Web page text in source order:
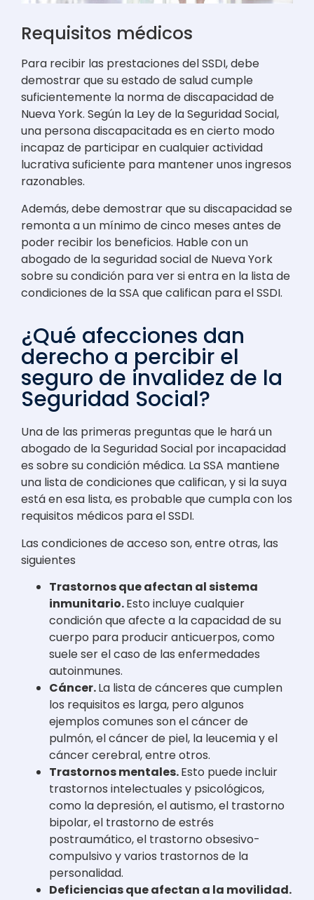
Requisitos médicos
Para recibir las prestaciones del SSDI, debe
demostrar que su estado de salud cumple
suficientemente la norma de discapacidad de
Nueva York. Según la Ley de la Seguridad Social,
una persona discapacitada es en cierto modo
incapaz de participar en cualquier actividad
lucrativa suficiente para mantener unos ingresos
razonables.
Además, debe demostrar que su discapacidad se
remonta a un mínimo de cinco meses antes de
poder recibir los beneficios. Hable con un
abogado de la seguridad social de Nueva York
sobre su condición para ver si entra en la lista de
condiciones de la SSA que califican para el SSDI.
¿Qué afecciones dan
derecho a percibir el
seguro de invalidez de la
Seguridad Social?
Una de las primeras preguntas que le hará un
abogado de la Seguridad Social por incapacidad
es sobre su condición médica. La SSA mantiene
una lista de condiciones que califican, y si la suya
está en esa lista, es probable que cumpla con los
requisitos médicos para el SSDI.
Las condiciones de acceso son, entre otras, las
siguientes
Trastornos que afectan al sistema
inmunitario.Esto incluye cualquier
condición que afecte a la capacidad de su
cuerpo para producir anticuerpos, como
suele ser el caso de las enfermedades
autoinmunes.
Cáncer.La lista de cánceres que cumplen
los requisitos es larga, pero algunos
ejemplos comunes son el cáncer de
pulmón, el cáncer de piel, la leucemia y el
cáncer cerebral, entre otros.
Trastornos mentales.Esto puede incluir
trastornos intelectuales y psicológicos,
como la depresión, el autismo, el trastorno
bipolar, el trastorno de estrés
postraumático, el trastorno obsesivo-
compulsivo y varios trastornos de la
personalidad.
Deficiencias que afectan a la movilidad.